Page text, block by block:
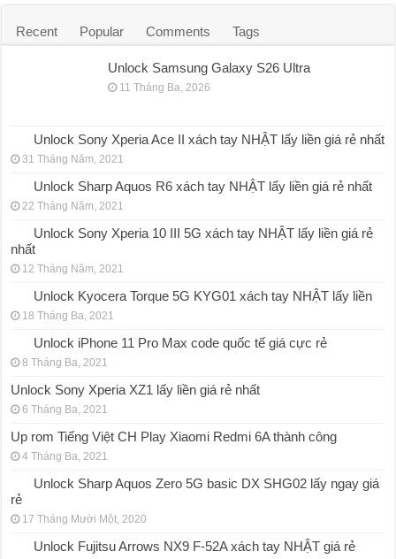
Recent Popular Comments Tags
Unlock Samsung Galaxy S26 Ultra
11 Tháng Ba, 2026
Unlock Sony Xperia Ace II xách tay NHẬT lấy liền giá rẻ nhất
31 Tháng Năm, 2021
Unlock Sharp Aquos R6 xách tay NHẬT lấy liền giá rẻ nhất
22 Tháng Năm, 2021
Unlock Sony Xperia 10 III 5G xách tay NHẬT lấy liền giá rẻ
nhất
12 Tháng Năm, 2021
Unlock Kyocera Torque 5G KYG01 xách tay NHẬT lấy liền
18 Tháng Ba, 2021
Unlock iPhone 11 Pro Max code quốc tế giá cực rẻ
8 Tháng Ba, 2021
Unlock Sony Xperia XZ1 lấy liền giá rẻ nhất
6 Tháng Ba, 2021
Up rom Tiếng Việt CH Play Xiaomi Redmi 6A thành công
4 Tháng Ba, 2021
Unlock Sharp Aquos Zero 5G basic DX SHG02 lấy ngay giá
rẻ
17 Tháng Mười Một, 2020
Unlock Fujitsu Arrows NX9 F-52A xách tay NHẬT giá rẻ